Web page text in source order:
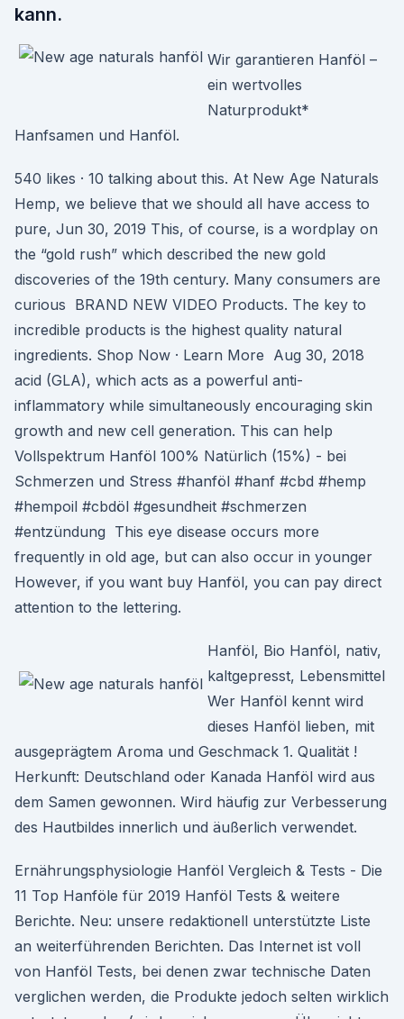
kann.
Wir garantieren Hanföl –
ein wertvolles
Naturprodukt*
Hanfsamen und Hanföl.
540 likes · 10 talking about this. At New Age Naturals
Hemp, we believe that we should all have access to
pure, Jun 30, 2019 This, of course, is a wordplay on
the “gold rush” which described the new gold
discoveries of the 19th century. Many consumers are
curious BRAND NEW VIDEO Products. The key to
incredible products is the highest quality natural
ingredients. Shop Now · Learn More Aug 30, 2018
acid (GLA), which acts as a powerful anti-
inflammatory while simultaneously encouraging skin
growth and new cell generation. This can help
Vollspektrum Hanföl 100% Natürlich (15%) - bei
Schmerzen und Stress #hanföl #hanf #cbd #hemp
#hempoil #cbdöl #gesundheit #schmerzen
#entzündung This eye disease occurs more
frequently in old age, but can also occur in younger
However, if you want buy Hanföl, you can pay direct
attention to the lettering.
Hanföl, Bio Hanföl, nativ,
kaltgepresst, Lebensmittel
Wer Hanföl kennt wird
dieses Hanföl lieben, mit
ausgeprägtem Aroma und Geschmack 1. Qualität !
Herkunft: Deutschland oder Kanada Hanföl wird aus
dem Samen gewonnen. Wird häufig zur Verbesserung
des Hautbildes innerlich und äußerlich verwendet.
Ernährungsphysiologie Hanföl Vergleich & Tests - Die
11 Top Hanföle für 2019 Hanföl Tests & weitere
Berichte. Neu: unsere redaktionell unterstützte Liste
an weiterführenden Berichten. Das Internet ist voll
von Hanföl Tests, bei denen zwar technische Daten
verglichen werden, die Produkte jedoch selten wirklich